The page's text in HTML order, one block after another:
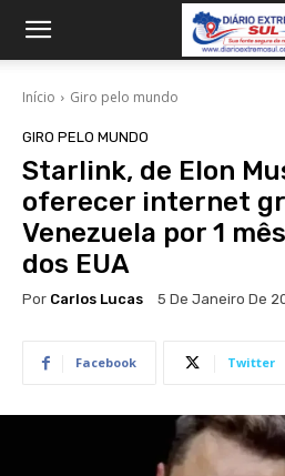
Início Giro pelo mundo
GIRO PELO MUNDO
Starlink, de Elon
oferecer internet
Venezuela por 1
dos EUA
Por Carlos Lucas 5 De Janeiro De
Facebook Twitter